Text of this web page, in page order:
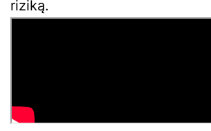
riziką.